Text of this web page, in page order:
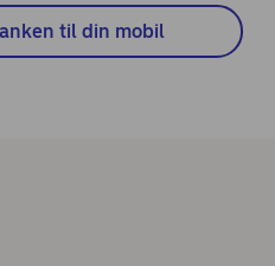
til din mobil